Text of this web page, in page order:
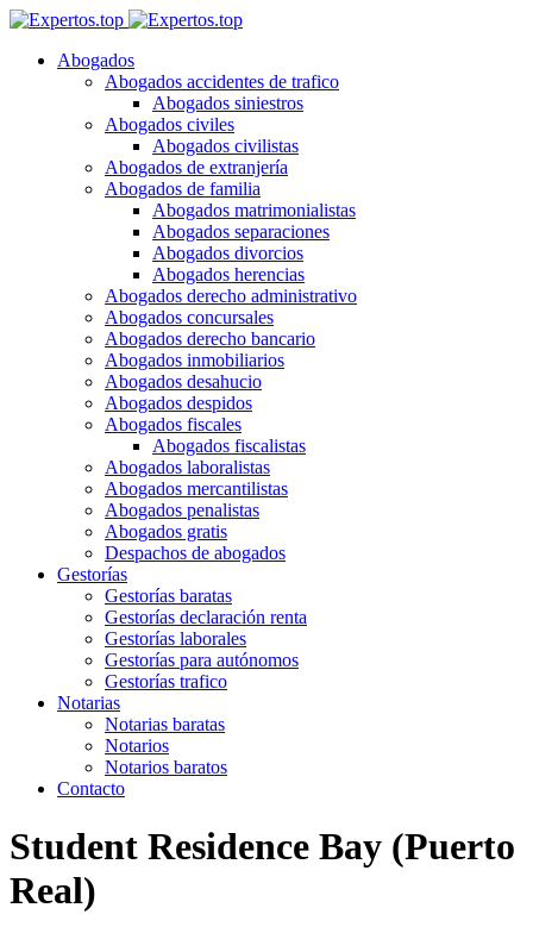
Abogados
Abogados accidentes de trafico
Abogados siniestros
Abogados civiles
Abogados civilistas
Abogados de extranjería
Abogados de familia
Abogados matrimonialistas
Abogados separaciones
Abogados divorcios
Abogados herencias
Abogados derecho administrativo
Abogados concursales
Abogados derecho bancario
Abogados inmobiliarios
Abogados desahucio
Abogados despidos
Abogados fiscales
Abogados fiscalistas
Abogados laboralistas
Abogados mercantilistas
Abogados penalistas
Abogados gratis
Despachos de abogados
Gestorías
Gestorías baratas
Gestorías declaración renta
Gestorías laborales
Gestorías para autónomos
Gestorías trafico
Notarias
Notarias baratas
Notarios
Notarios baratos
Contacto
Student Residence Bay (Puerto
Real)